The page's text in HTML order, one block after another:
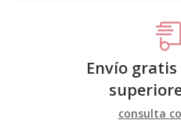
Envío
consulta